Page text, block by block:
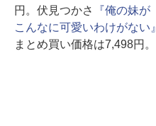
円。伏見つかさ
『俺の妹が
こんなに可愛いわけがない』
まとめ買い価格は7,498円。